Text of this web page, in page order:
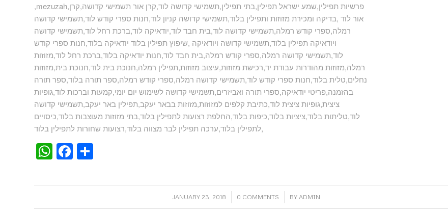
,mezuzah,פרשיות תפילין,שמע ישראל תפילין,בתי תפילין,תשמישי קדושה לוד,קרן אור תשמישי קדושה,קרן
אור לוד ,בדיקה ומכירת מזוזות ותפילין בלוד,תשמישי קדושה קניון לוד,חנות ספרי קודש לוד,תשמישי קדושה
רמלה,ספרי קודש רמלה,תשמישי קדושה לוד,בית חבד לוד,יודאיקה לוד,ברכת רחל לוד,תשמישי קדושה
ויודאיקה תפילין בלוד,תשמישי קדושה ויודאיקה ,שיפוץ תפילין בלוד יודאיקה בלוד,חנות ספרי קודש
לוד,תשמישי קדושה רמלה,ספרי קודש רמלה,בית חבד לוד,חנות יודאיקה בלוד,ברכת רחל לוד,מזוזות
רמלה,מזוזות מהודרות עבודת יד,רכישת מזוזות,עיצוב מזוזות,תפילין רמלה,חנוכת בית לוד,חנוכת בית,מזוזות
נחלים,טלית בלוד,חנות ספרי קודש לוד,תשמישי קדושה רמלה,ספרי קודש רמלה,ספר תורה בלוד,ספר תורה
בהזמנה,פריטי יודאיקה,ספרי תורה ואביזרים,תשמישי קדושה לשימוש יום יומי,קמעות וברכות לוד,גופיות
ציצית,גופיות ציצית לוד,כתיבת קלפים למזוזות,מזוזות בבאר יעקב,תפילין באר יעקב,תשמישי קדושה
לוד,טליתות בלוד,ציציות בלוד,כיפות בלוד,החלפת רצועות לתפילין בלוד,בתי מזוזות מעוצבות בלוד,כיסויים
לתפילין בלוד,ערכה תפילין לבר מצווה בלוד,רצועות שחורות לתפילין בלוד,
WhatsApp
Facebook
JANUARY 23, 2018
/ 0 COMMENTS
/ BY ADMIN